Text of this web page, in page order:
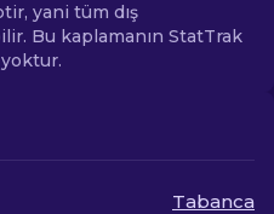
yani tüm dış
Bu kaplamanın StatTrak
Tabanca